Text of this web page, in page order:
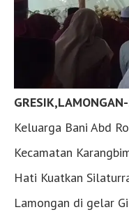
Keluarga Bani Abd
Kecamatan
Hati Kuatkan
Lamongan di gelar